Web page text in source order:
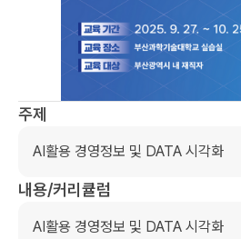
주제
AI활용 경영정보 및 DATA 시각화
내용/커리큘럼
AI활용 경영정보 및 DATA 시각화